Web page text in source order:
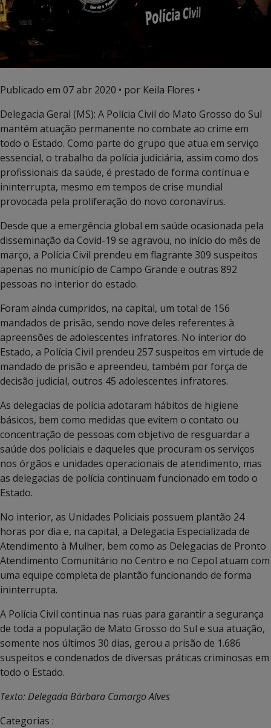
Publicado em 07 abr 2020 • por Keila Flores •
Delegacia Geral (MS): A Polícia Civil do Mato Grosso do Sul
mantém atuação permanente no combate ao crime em
todo o Estado. Como parte do grupo que atua em serviço
essencial, o trabalho da polícia judiciária, assim como dos
profissionais da saúde, é prestado de forma contínua e
ininterrupta, mesmo em tempos de crise mundial
provocada pela proliferação do novo coronavírus.
Desde que a emergência global em saúde ocasionada pela
disseminação da Covid-19 se agravou, no início do mês de
março, a Polícia Civil prendeu em flagrante 309 suspeitos
apenas no município de Campo Grande e outras 892
pessoas no interior do estado.
Foram ainda cumpridos, na capital, um total de 156
mandados de prisão, sendo nove deles referentes à
apreensões de adolescentes infratores. No interior do
Estado, a Polícia Civil prendeu 257 suspeitos em virtude de
mandado de prisão e apreendeu, também por força de
decisão judicial, outros 45 adolescentes infratores.
As delegacias de polícia adotaram hábitos de higiene
básicos, bem como medidas que evitem o contato ou
concentração de pessoas com objetivo de resguardar a
saúde dos policiais e daqueles que procuram os serviços
nos órgãos e unidades operacionais de atendimento, mas
as delegacias de polícia continuam funcionado em todo o
Estado.
No interior, as Unidades Policiais possuem plantão 24
horas por dia e, na capital, a Delegacia Especializada de
Atendimento à Mulher, bem como as Delegacias de Pronto
Atendimento Comunitário no Centro e no Cepol atuam com
uma equipe completa de plantão funcionando de forma
ininterrupta.
A Polícia Civil continua nas ruas para garantir a segurança
de toda a população de Mato Grosso do Sul e sua atuação,
somente nos últimos 30 dias, gerou a prisão de 1.686
suspeitos e condenados de diversas práticas criminosas em
todo o Estado.
Texto: Delegada Bárbara Camargo Alves
Categorias :